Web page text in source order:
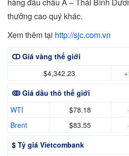
thưởng cao quý khác.
Xem thêm tại http://sjc.com.vn
ↀ Giá vàng thế giới
$4,342.23
ↂ Giá dầu thô thế giới
WTI
$78.18
Brent
$83.55
$ Tỷ giá Vietcombank